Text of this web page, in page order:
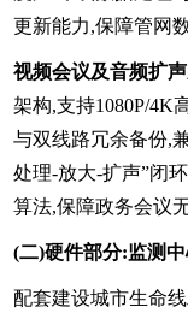
更新能力,保障管网
视频会议及音频扩
架构,支持1080P/4K
与双线路冗余备份,
处理-放大-扩声”闭
算法,保障政务会议
(二)硬件部分:监测
配套建设城市生命